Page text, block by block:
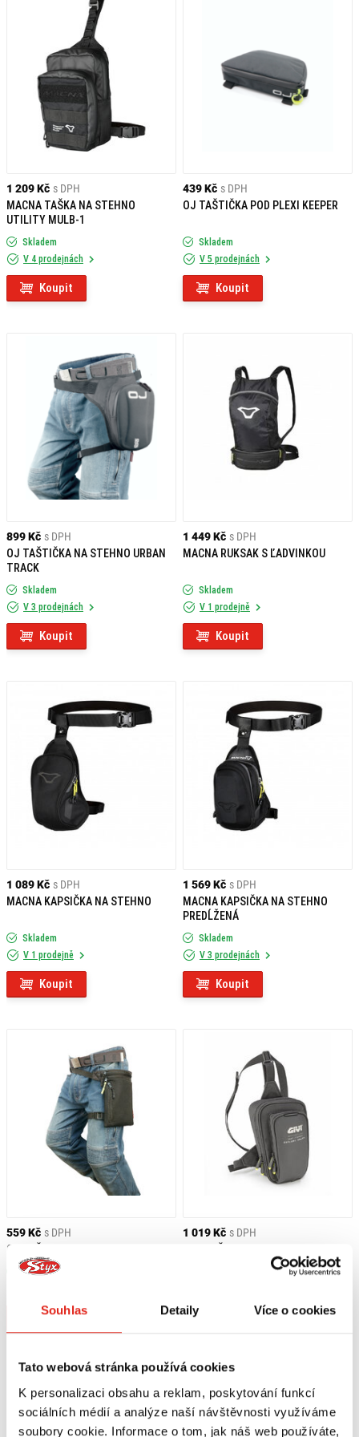
Souhlas Detaily Více o cookies
Tato webová stránka používá cookies
K personalizaci obsahu a reklam, poskytování funkcí
sociálních médií a analýze naší návštěvnosti využíváme
soubory cookie. Informace o tom, jak náš web používáte,
1 209 Kč s DPH
MACNA TAŠKA NA STEHNO
UTILITY MULB-1
Skladem
V 4 prodejnách
Koupit
439 Kč s DPH
OJ TAŠTIČKA POD PLEXI KEEPER
Skladem
V 5 prodejnách
Koupit
899 Kč s DPH
OJ TAŠTIČKA NA STEHNO URBAN
TRACK
Skladem
V 3 prodejnách
Koupit
1 449 Kč s DPH
MACNA RUKSAK S ĽADVINKOU
Skladem
V 1 prodejně
Koupit
1 089 Kč s DPH
MACNA KAPSIČKA NA STEHNO
Skladem
V 1 prodejně
Koupit
1 569 Kč s DPH
MACNA KAPSIČKA NA STEHNO
PREDĹŽENÁ
Skladem
V 3 prodejnách
Koupit
559 Kč s DPH
OJ TAŠKA NA STEHNO SLIM
Skladem
Koupit
1 019 Kč s DPH